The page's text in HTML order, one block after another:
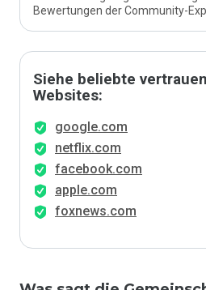
Bewertungen der Community-
Siehe beliebte
Websites:
google.com
netflix.com
facebook.com
apple.com
foxnews.com